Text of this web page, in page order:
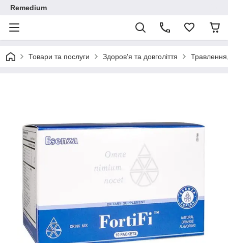
Remedium
Товари та послуги Здоров’я та довголіття